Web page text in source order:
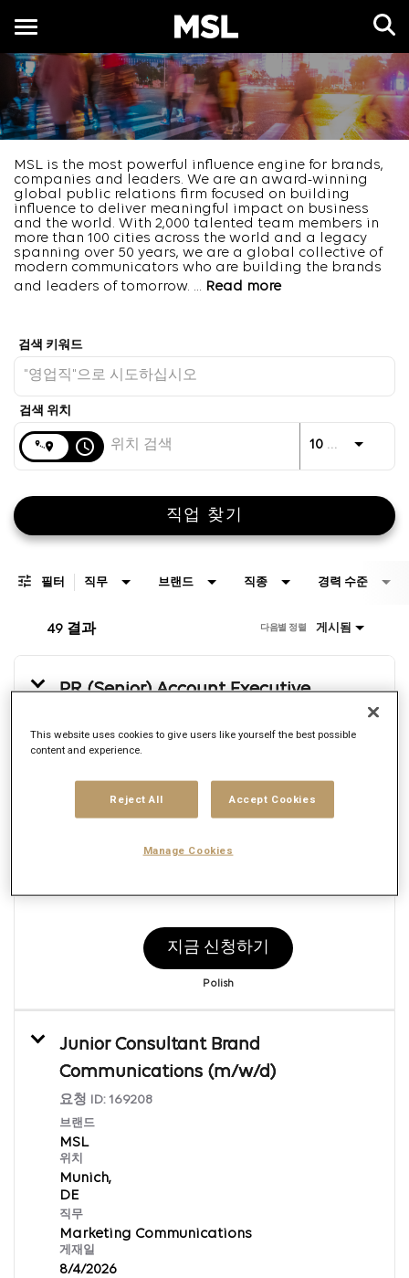
Toggle
navigation
KR
MSL is the most powerful influence engine for brands,
companies and leaders. We are an award-winning
global public relations firm focused on building
influence to deliver meaningful impact on business
and the world. With 2,000 talented team members in
more than 100 cities across the world and a legacy
spanning over 50 years, we are a global collective of
modern communicators who are building the brands
and leaders of tomorrow. ... Read more
access_time 10 킬로미터
직업 찾기
필터 직무 브랜드 직종 경력 수준
49 결과 게시됨
다음별 정렬
PR (Senior) Account Executive
브랜드
Warsaw,
Marketing Communications
지금 신청하기
Polish
Junior Consultant Brand
Communications (m/w/d)
요청 ID: 169208
브랜드
MSL
위치
Munich,
직무
Marketing Communications
게재일
8/4/2026
This website uses cookies to give users like yourself the best possible
content and experience.
Reject All Accept Cookies
Manage Cookies